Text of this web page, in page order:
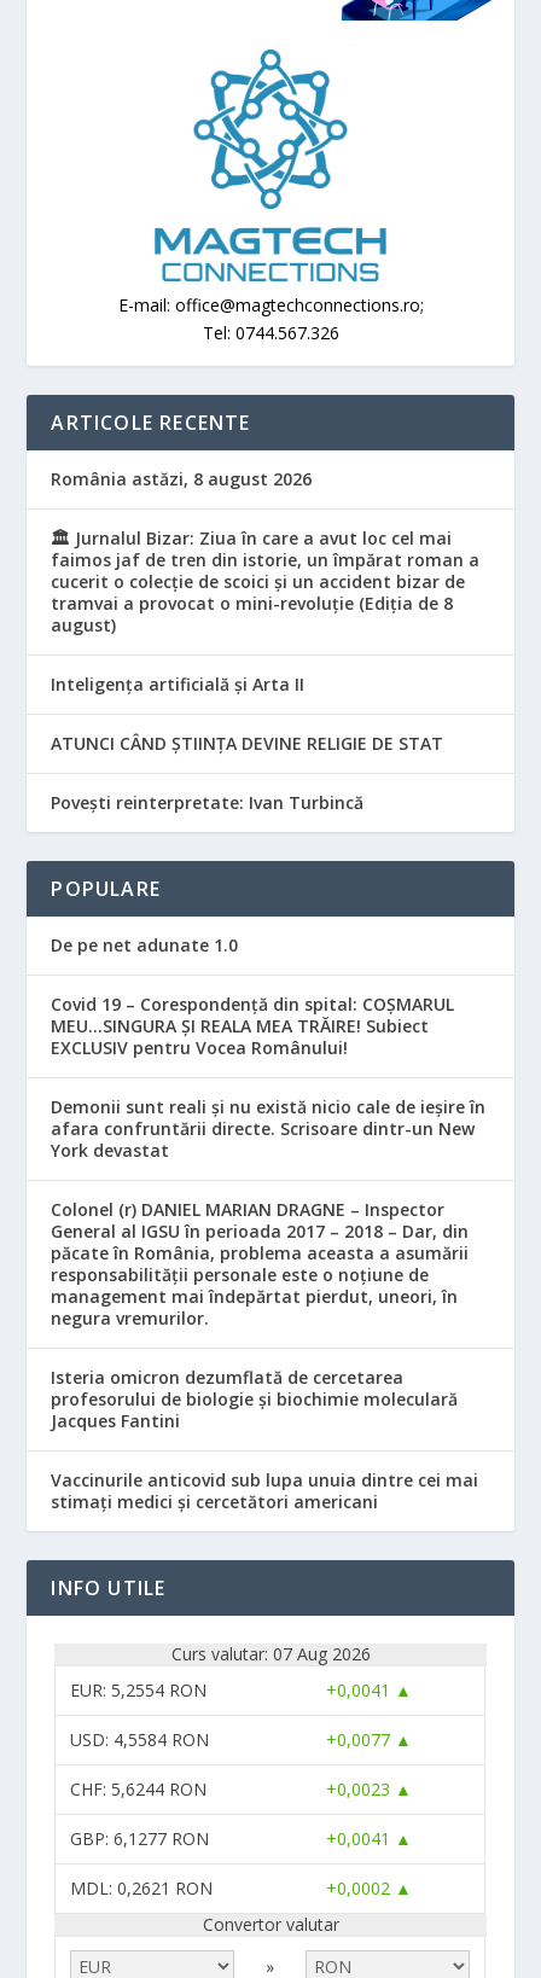
E-mail: office@magtechconnections.ro;
Tel: 0744.567.326
ARTICOLE RECENTE
România astăzi, 8 august 2026
🏛️ Jurnalul Bizar: Ziua în care a avut loc cel mai
faimos jaf de tren din istorie, un împărat roman a
cucerit o colecție de scoici și un accident bizar de
tramvai a provocat o mini-revoluție (Ediția de 8
august)
Inteligența artificială și Arta II
ATUNCI CÂND ȘTIINȚA DEVINE RELIGIE DE STAT
Povești reinterpretate: Ivan Turbincă
POPULARE
De pe net adunate 1.0
Covid 19 – Corespondență din spital: COȘMARUL
MEU…SINGURA ȘI REALA MEA TRĂIRE! Subiect
EXCLUSIV pentru Vocea Românului!
Demonii sunt reali și nu există nicio cale de ieșire în
afara confruntării directe. Scrisoare dintr-un New
York devastat
Colonel (r) DANIEL MARIAN DRAGNE – Inspector
General al IGSU în perioada 2017 – 2018 – Dar, din
păcate în România, problema aceasta a asumării
responsabilităţii personale este o noţiune de
management mai îndepărtat pierdut, uneori, în
negura vremurilor.
Isteria omicron dezumflată de cercetarea
profesorului de biologie și biochimie moleculară
Jacques Fantini
Vaccinurile anticovid sub lupa unuia dintre cei mai
stimați medici și cercetători americani
INFO UTILE
Curs valutar: 07 Aug 2026
EUR: 5,2554 RON +0,0041 ▲
USD: 4,5584 RON +0,0077 ▲
CHF: 5,6244 RON +0,0023 ▲
GBP: 6,1277 RON +0,0041 ▲
MDL : 0,2621 RON
+0,0002 ▲
Convertor valutar
»